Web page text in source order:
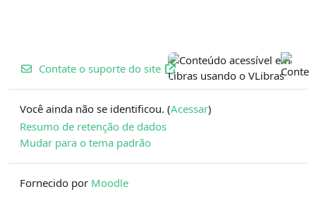
Contate o suporte do site
Você ainda não se identificou. (Acessar)
Resumo de retenção de dados
Mudar para o tema padrão
Fornecido por Moodle